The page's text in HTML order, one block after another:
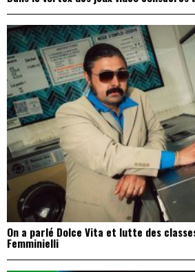
On a parlé Dolce Vita et lutte des
Femminielli